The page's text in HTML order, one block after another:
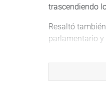
trascendiendo
Resaltó
parlamentario
también como
ambas